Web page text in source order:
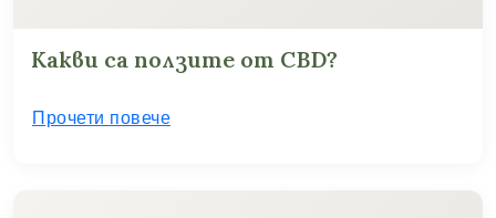
Какви са ползите от CBD?
Прочети повече